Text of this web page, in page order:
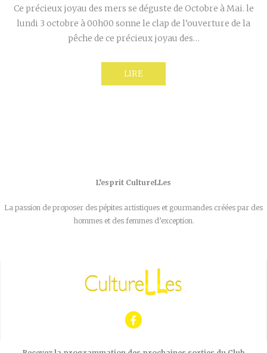
Ce précieux joyau des mers se déguste de Octobre à Mai. le
lundi 3 octobre à 00h00 sonne le clap de l’ouverture de la
pêche de ce précieux joyau des…
LIRE
L’esprit CultureLLes
La passion de proposer des pépites artistiques et gourmandes créées par des
hommes et des femmes d’exception.